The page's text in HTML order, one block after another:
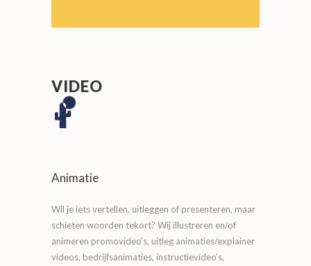
VIDEO
Animatie
Wil je iets vertellen, uitleggen of presenteren, maar
schieten woorden tekort? Wij illustreren en/of
animeren promovideo’s, uitleg animaties/explainer
videos, bedrijfsanimaties, instructievideo’s,